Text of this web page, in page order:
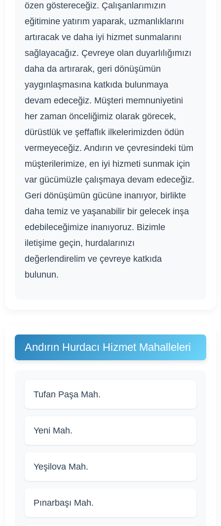
özen göstereceğiz. Çalışanlarımızın
eğitimine yatırım yaparak, uzmanlıklarını
artıracak ve daha iyi hizmet sunmalarını
sağlayacağız. Çevreye olan duyarlılığımızı
daha da artırarak, geri dönüşümün
yaygınlaşmasına katkıda bulunmaya
devam edeceğiz. Müşteri memnuniyetini
her zaman önceliğimiz olarak görecek,
dürüstlük ve şeffaflık ilkelerimizden ödün
vermeyeceğiz. Andırın ve çevresindeki tüm
müşterilerimize, en iyi hizmeti sunmak için
var gücümüzle çalışmaya devam edeceğiz.
Geri dönüşümün gücüne inanıyor, birlikte
daha temiz ve yaşanabilir bir gelecek inşa
edebileceğimize inanıyoruz. Bizimle
iletişime geçin, hurdalarınızı
değerlendirelim ve çevreye katkıda
bulunun.
Andırın Hurdacı Hizmet Mahalleleri
Tufan Paşa Mah.
Yeni Mah.
Yeşilova Mah.
Pınarbaşı Mah.